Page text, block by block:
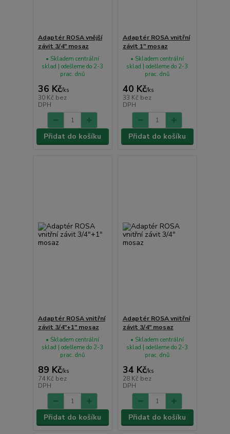
Adaptér ROSA vnější
závit 3/4" mosaz
36 Kč/ks
30 Kč bez
DPH
• Skladem centrální
sklad | odešleme do 2-3
prac. dnů
Přidat do košíku
Adaptér ROSA vnitřní
závit 1" mosaz
40 Kč/ks
33 Kč bez
DPH
• Skladem centrální
sklad | odešleme do 2-3
prac. dnů
Přidat do košíku
Adaptér ROSA vnitřní
závit 3/4"+1" mosaz
89 Kč/ks
74 Kč bez
DPH
• Skladem centrální
sklad | odešleme do 2-3
prac. dnů
Přidat do košíku
Adaptér ROSA vnitřní
závit 3/4" mosaz
34 Kč/ks
28 Kč bez
DPH
• Skladem centrální
sklad | odešleme do 2-3
prac. dnů
Přidat do košíku